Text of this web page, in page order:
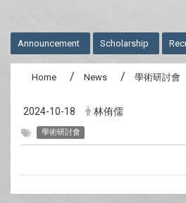
Announcement Scholarship
Home News 學術研討會
2024-10-18 林侑儒
學術研討會